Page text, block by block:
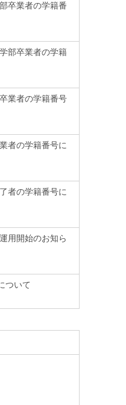
卒業者の学籍番
部卒業者の学籍
業者の学籍番号
者の学籍番号に
者の学籍番号に
用開始のお知ら
ついて